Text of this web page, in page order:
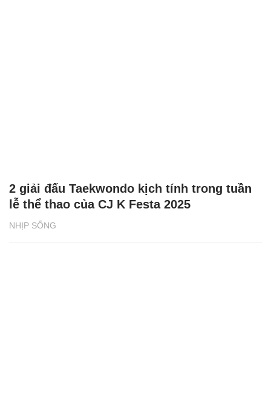
NHỊP SỐNG
2 giải đấu Taekwondo kịch tính trong tuần
lễ thể thao của CJ K Festa 2025